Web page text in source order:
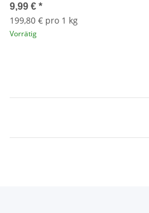
9,99 € *
199,80 € pro 1 kg
Vorrätig